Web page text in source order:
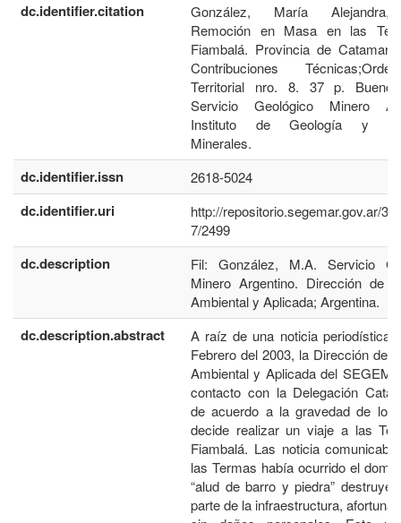
dc.identifier.citation
González, María
Remoción en Masa en las
Fiambalá. Provincia de
Contribuciones
Territorial nro. 8. 37 p.
Servicio Geológico Minero
Instituto de Geología y
Minerales.
dc.identifier.issn 2618-5024
dc.identifier.uri
http://repositorio.segemar.gov.ar/
7/2499
dc.description
Fil: González, M.A. Servicio
Minero Argentino. Dirección de
Ambiental y Aplicada; Argentina.
dc.description.abstract
A raíz de una noticia periodística
Febrero del 2003, la Dirección de
Ambiental y Aplicada del
contacto con la Delegación
de acuerdo a la gravedad de lo
decide realizar un viaje a las
Fiambalá. Las noticia
las Termas había ocurrido el
“alud de barro y piedra”
parte de la infraestructura,